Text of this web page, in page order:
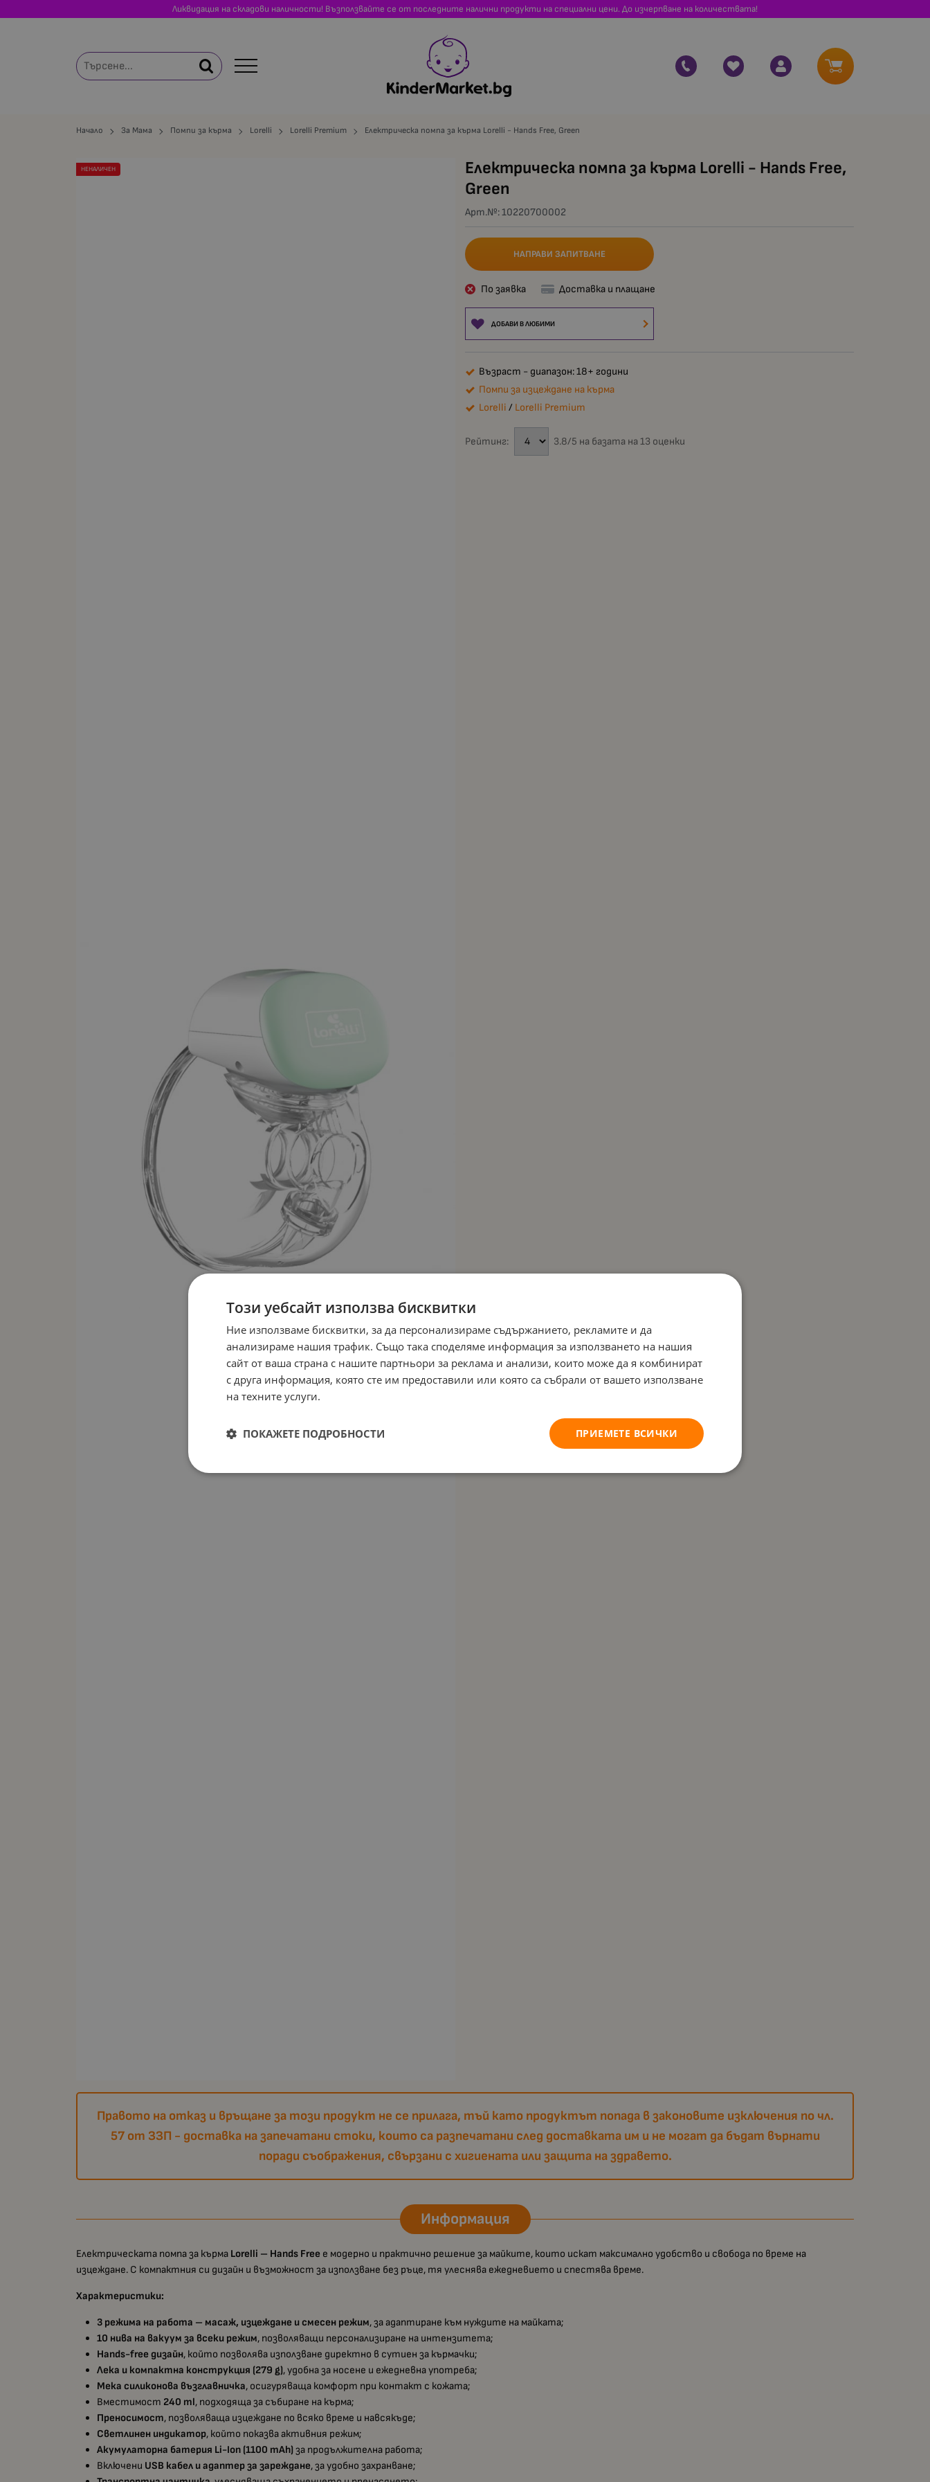
Ликвидация на складови наличности! Възползвайте се от последните налични продукти на специални цени. До изчерпване на количествата!
Начало За Мама Помпи за кърма Lorelli Lorelli Premium Електрическа помпа за кърма Lorelli - Hands Free, Green
Електрическа помпа за кърма Lorelli - Hands Free,
Green
Арт.№:10220700002
НЕНАЛИЧЕН
НАПРАВИ ЗАПИТВАНЕ
По заявка Доставка и плащане
ДОБАВИ В ЛЮБИМИ
Възраст - диапазон: 18+ години
Помпи за изцеждане на кърма
Lorelli / Lorelli Premium
Рейтинг: 3.8/5 на базата на 13 оценки
Правото на отказ и връщане за този продукт не се прилага, тъй като продуктът попада в законовите изключения по чл.
57 от ЗЗП - доставка на запечатани стоки, които са разпечатани след доставката им и не могат да бъдат върнати
поради съображения, свързани с хигиената или защита на здравето.
Информация
Електрическата помпа за кърма Lorelli – Hands Free е модерно и практично решение за майките, които искат максимално удобство и свобода по време на
изцеждане. С компактния си дизайн и възможност за използване без ръце, тя улеснява ежедневието и спестява време.
Характеристики:
3 режима на работа – масаж, изцеждане и смесен режим, за адаптиране към нуждите на майката;
10 нива на вакуум за всеки режим, позволяващи персонализиране на интензитета;
Hands-free дизайн, който позволява използване директно в сутиен за кърмачки;
Лека и компактна конструкция (279 g), удобна за носене и ежедневна употреба;
Мека силиконова възглавничка, осигуряваща комфорт при контакт с кожата;
Вместимост 240 ml, подходяща за събиране на кърма;
Преносимост, позволяваща изцеждане по всяко време и навсякъде;
Светлинен индикатор, който показва активния режим;
Акумулаторна батерия Li-Ion (1100 mAh)за продължителна работа;
Включени USB кабел и адаптер за зареждане, за удобно захранване;
Този уебсайт използва бисквитки
Ние използваме бисквитки, за да персонализираме съдържанието, рекламите и да
анализираме нашия трафик. Също така споделяме информация за използването на нашия
сайт от ваша страна с нашите партньори за реклама и анализи, които може да я комбинират
с друга информация, която сте им предоставили или която са събрали от вашето използване
на техните услуги.
ПРИЕМЕТЕ ВСИЧКИ
ПОКАЖЕТЕ ПОДРОБНОСТИ